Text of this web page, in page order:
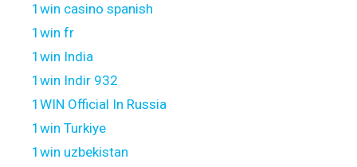
1win casino spanish
1win fr
1win India
1win Indir 932
1WIN Official In Russia
1win Turkiye
1win uzbekistan